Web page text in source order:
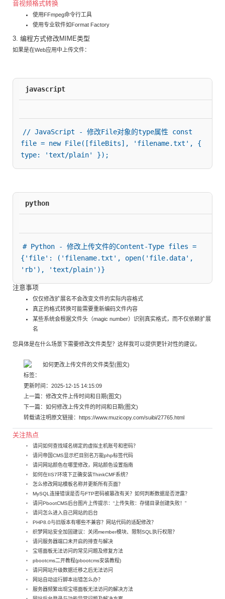
音视频格式转换
使用FFmpeg命令行工具
使用专业软件如Format Factory
3. 编程方式修改MIME类型
如果是在Web应用中上传文件：
javascript
// JavaScript - 修改File对象的type属性 const
file = new File([fileBits], 'filename.txt', {
type: 'text/plain' });
python
# Python - 修改上传文件的Content-Type files =
{'file': ('filename.txt', open('file.data',
'rb'), 'text/plain')}
注意事项
仅仅修改扩展名不会改变文件的实际内容格式
真正的格式转换可能需要重新编码文件内容
某些系统会根据文件头（magic number）识别真实格式，而不仅依赖扩展
名
您具体是在什么场景下需要修改文件类型？这样我可以提供更针对性的建议。
标签：
更新时间：2025-12-15 14:15:09
上一篇： 修改文件上传时间和日期(图文)
下一篇： 如何修改上传文件的时间和日期(图文)
转载请注明原文链接： https://www.muzicopy.com/suibi/27765.html
关注热点
请问如何查找域名绑定的虚拟主机账号和密码？
请问帝国CMS显示栏目别名万能php标签代码
请问网站颜色在哪里修改，网站颜色设置指南
如何在IIS7环境下正确安装ThinkCMF系统？
怎么修改网站模板名称并更新所有页面？
MySQL连接错误是否与FTP密码被篡改有关？如何判断数据是否泄露？
请问PbootCMS后台图片上传提示：“上传失败：存储目录创建失败！”
请问怎么进入自己网站的后台
PHP8.0与旧版本有哪些不兼容？网站代码的适配修改？
织梦网站安全加固建议：关闭member模块、限制SQL执行权限？
请问服务器端口未开启的排查与解决
宝塔面板无法访问的常见问题及修复方法
pbootcms二开教程(pbootcms安装教程)
请问网站升级数据迁移之后无法访问
网站自动运行脚本出错怎么办？
服务器频繁出现宝塔面板无法访问的解决方法